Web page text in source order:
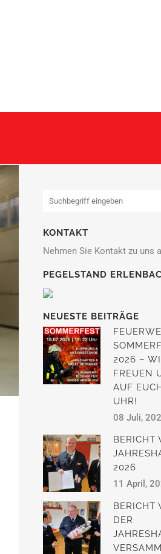
KONTAKT
Nehmen Sie Kontakt zu uns
PEGELSTAND
NEUESTE BEITRÄGE
2026 –
FREUEN
AUF
UHR!
08 Juli,
BERICHT
2026
11 April,
BERICHT
DER